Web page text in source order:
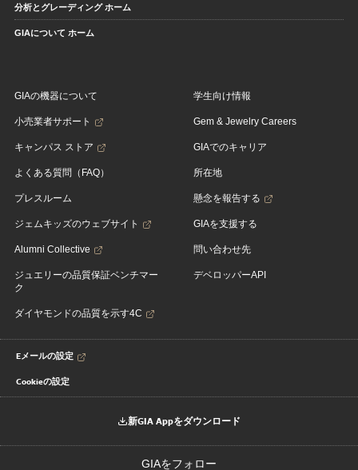
分析とグレーディング ホーム
GIAについて ホーム
GIAの機器について
小売業者サポート
キャンパス ストア
よくある質問（FAQ）
プレスルーム
ジェムキッズのウェブサイト
Alumni Collective
ジュエリーの品質保証ベンチマー
ク
ダイヤモンドの品質を示す4C
学生向け情報
Gem & Jewelry Careers
GIAでのキャリア
所在地
懸念を報告する
GIAを支援する
問い合わせ先
デベロッパーAPI
Eメールの設定
Cookieの設定
新GIA Appをダウンロード
GIAをフォロー